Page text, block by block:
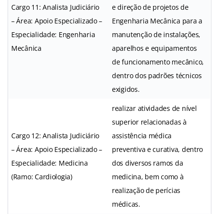
Cargo 11: Analista Judiciário
– Área: Apoio Especializado –
Especialidade: Engenharia
Mecânica
e direção de projetos de
Engenharia Mecânica para a
manutenção de instalações,
aparelhos e equipamentos
de funcionamento mecânico,
dentro dos padrões técnicos
exigidos.
Cargo 12: Analista Judiciário
– Área: Apoio Especializado –
Especialidade: Medicina
(Ramo: Cardiologia)
realizar atividades de nível
superior relacionadas à
assistência médica
preventiva e curativa, dentro
dos diversos ramos da
medicina, bem como à
realização de perícias
médicas.